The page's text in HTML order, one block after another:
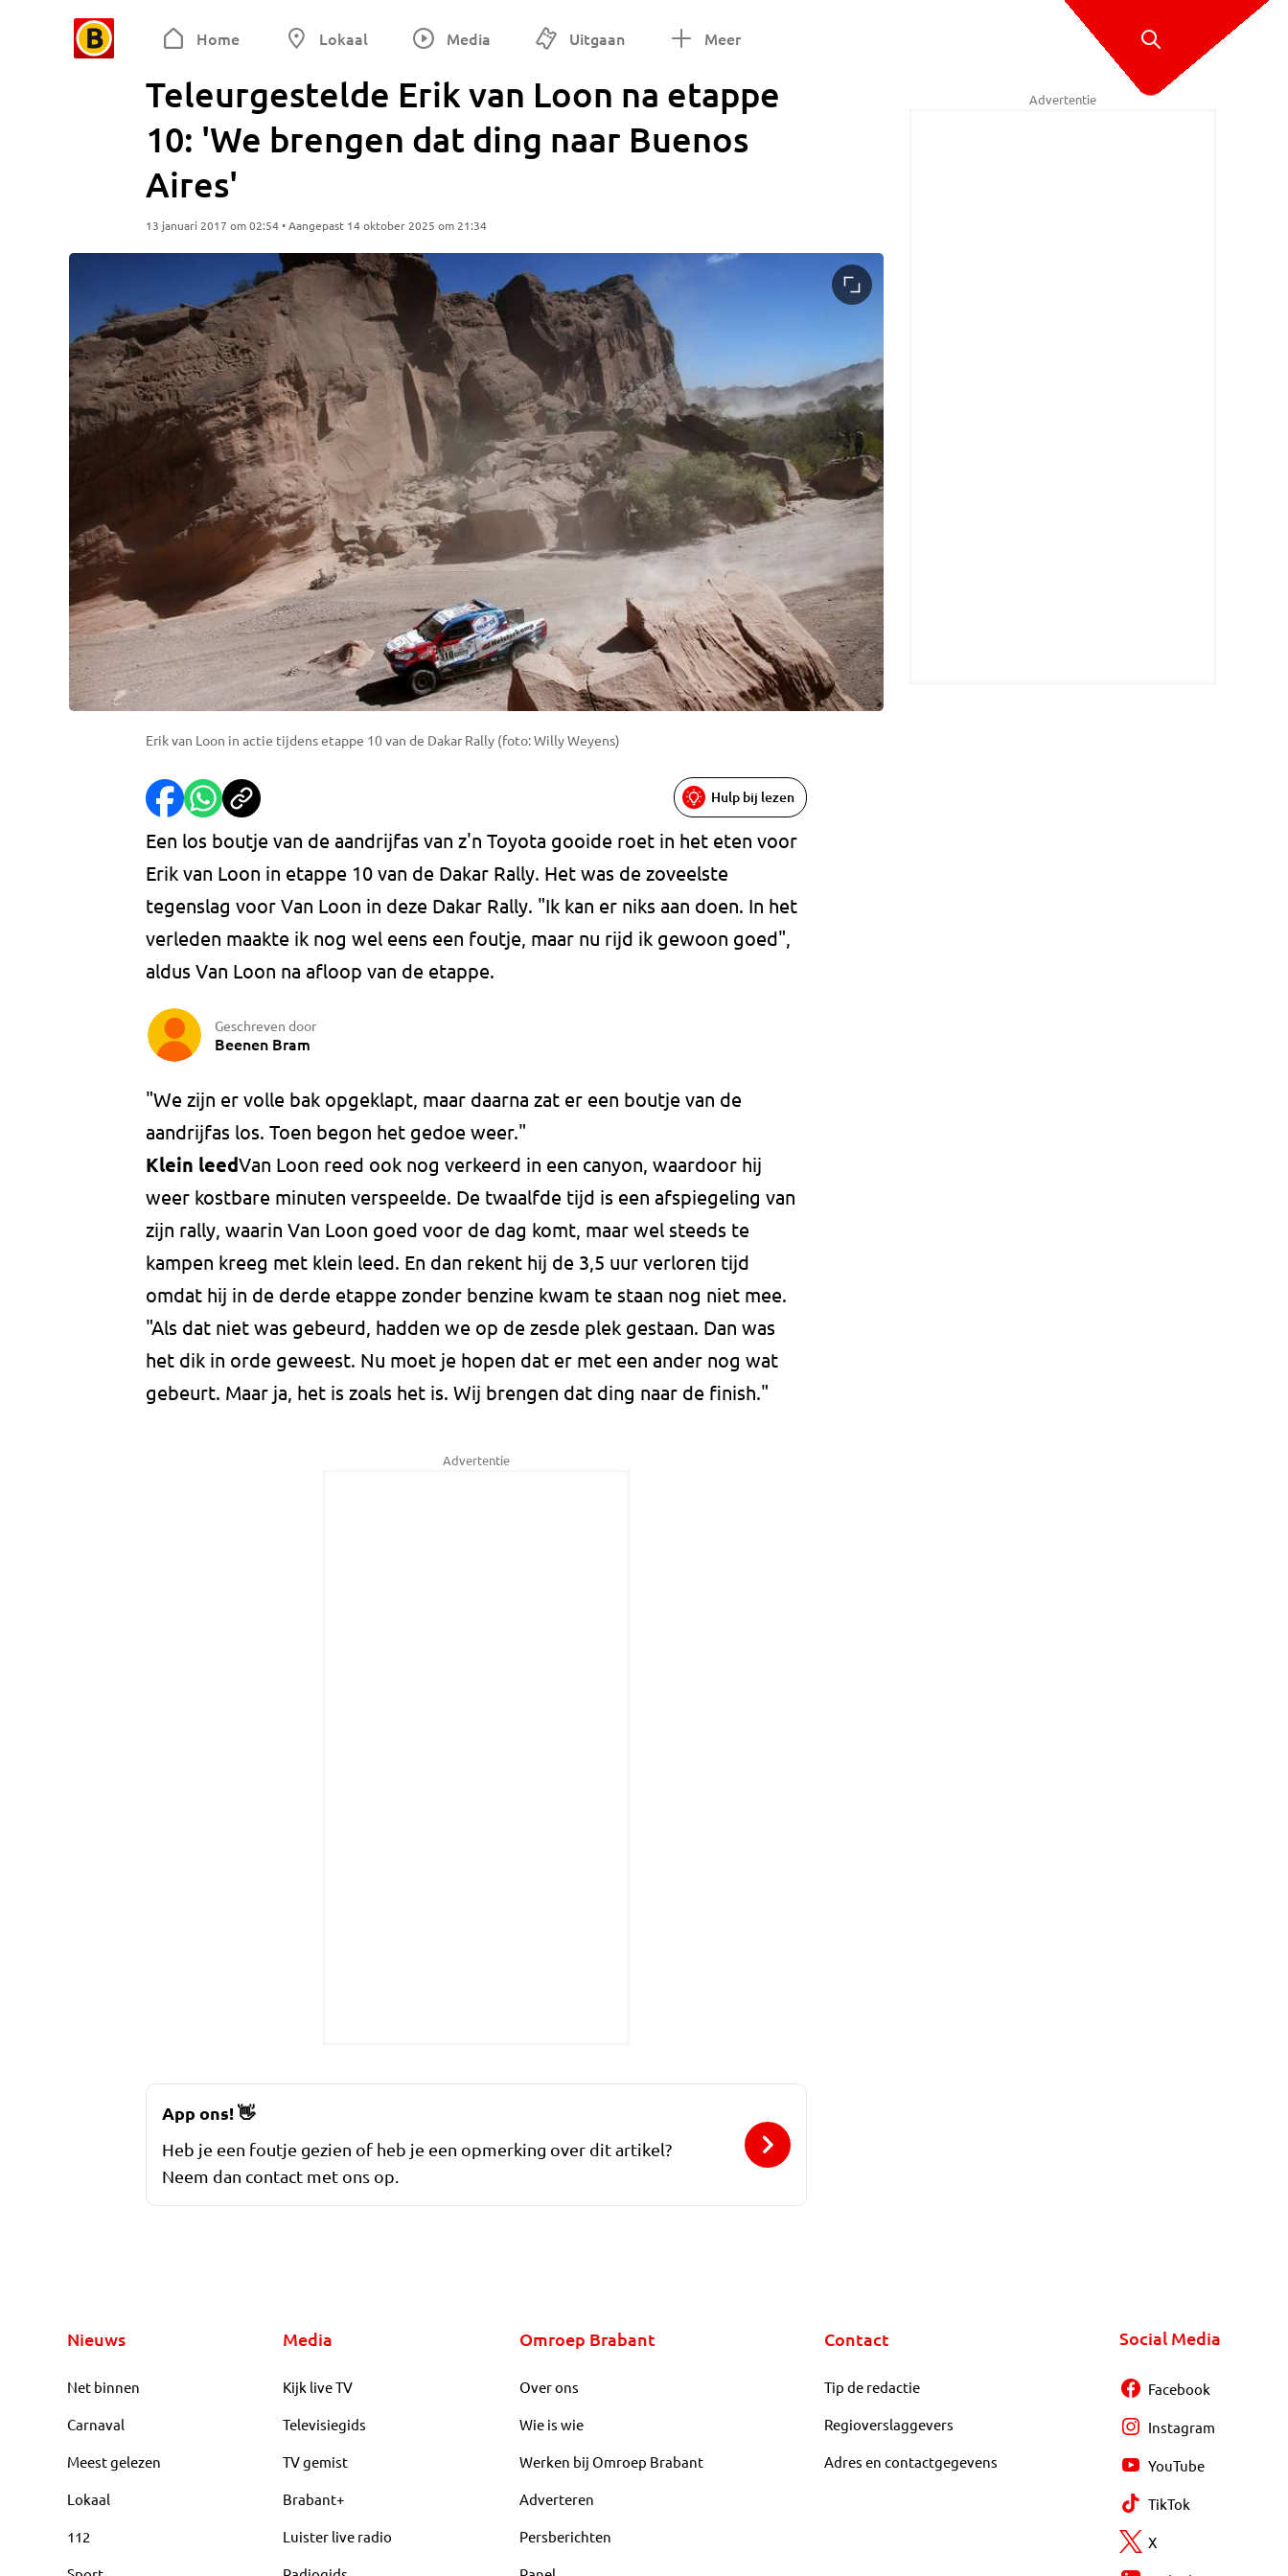
Home Lokaal Media Uitgaan Meer
Teleurgestelde Erik van Loon na etappe
10: 'We brengen dat ding naar Buenos
Aires'
13 januari 2017 om 02:54 • Aangepast 14 oktober 2025 om 21:34
Erik van Loon in actie tijdens etappe 10 van de Dakar Rally (foto: Willy Weyens)
Hulp bij lezen
Een los boutje van de aandrijfas van z'n Toyota gooide roet in het eten voor
Erik van Loon in etappe 10 van de Dakar Rally. Het was de zoveelste
tegenslag voor Van Loon in deze Dakar Rally. "Ik kan er niks aan doen. In het
verleden maakte ik nog wel eens een foutje, maar nu rijd ik gewoon goed",
aldus Van Loon na afloop van de etappe.
Geschreven door
Beenen Bram
"We zijn er volle bak opgeklapt, maar daarna zat er een boutje van de
aandrijfas los. Toen begon het gedoe weer."
Klein leedVan Loon reed ook nog verkeerd in een canyon, waardoor hij
weer kostbare minuten verspeelde. De twaalfde tijd is een afspiegeling van
zijn rally, waarin Van Loon goed voor de dag komt, maar wel steeds te
kampen kreeg met klein leed. En dan rekent hij de 3,5 uur verloren tijd
omdat hij in de derde etappe zonder benzine kwam te staan nog niet mee.
"Als dat niet was gebeurd, hadden we op de zesde plek gestaan. Dan was
het dik in orde geweest. Nu moet je hopen dat er met een ander nog wat
gebeurt. Maar ja, het is zoals het is. Wij brengen dat ding naar de finish."
Advertentie
Advertentie
App ons!👋
Heb je een foutje gezien of heb je een opmerking over dit artikel?
Neem dan contact met ons op.
Nieuws
Net binnen
Carnaval
Meest gelezen
Lokaal
112
Media
Kijk live TV
Televisiegids
TV gemist
Brabant+
Luister live radio
Omroep Brabant
Over ons
Wie is wie
Werken bij Omroep Brabant
Adverteren
Persberichten
Contact
Tip de redactie
Regioverslaggevers
Adres en contactgegevens
Social Media
Facebook
Instagram
YouTube
TikTok
X